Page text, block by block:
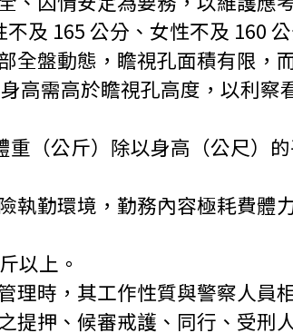
及 165 公分、女性不及 160
全盤動態，瞻視孔面積有限，
高需高於瞻視孔高度，以利
重（公斤）除以身高（公尺）
執勤環境，勤務內容極耗費體
以上。
理時，其工作性質與警察人員
提押、候審戒護、同行、受刑